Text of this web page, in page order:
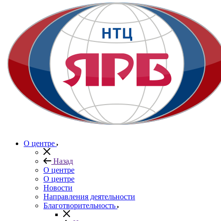
О центре
Назад
О центре
О центре
Новости
Направления деятельности
Благотворительность